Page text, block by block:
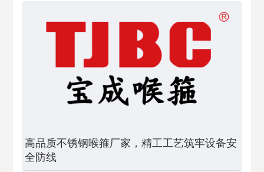
高品质不锈钢喉箍厂家，精工工艺筑牢设备安
全防线